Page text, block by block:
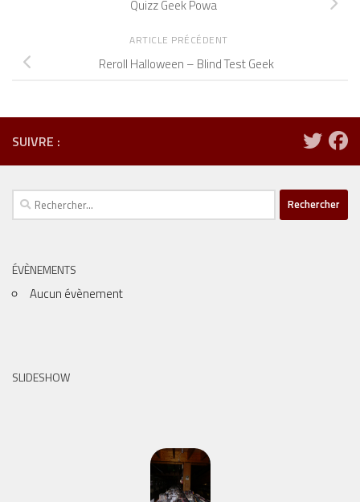
Quizz Geek Powa
ARTICLE PRÉCÉDENT
Reroll Halloween – Blind Test Geek
SUIVRE :
Rechercher :
ÉVÈNEMENTS
Aucun évènement
SLIDESHOW